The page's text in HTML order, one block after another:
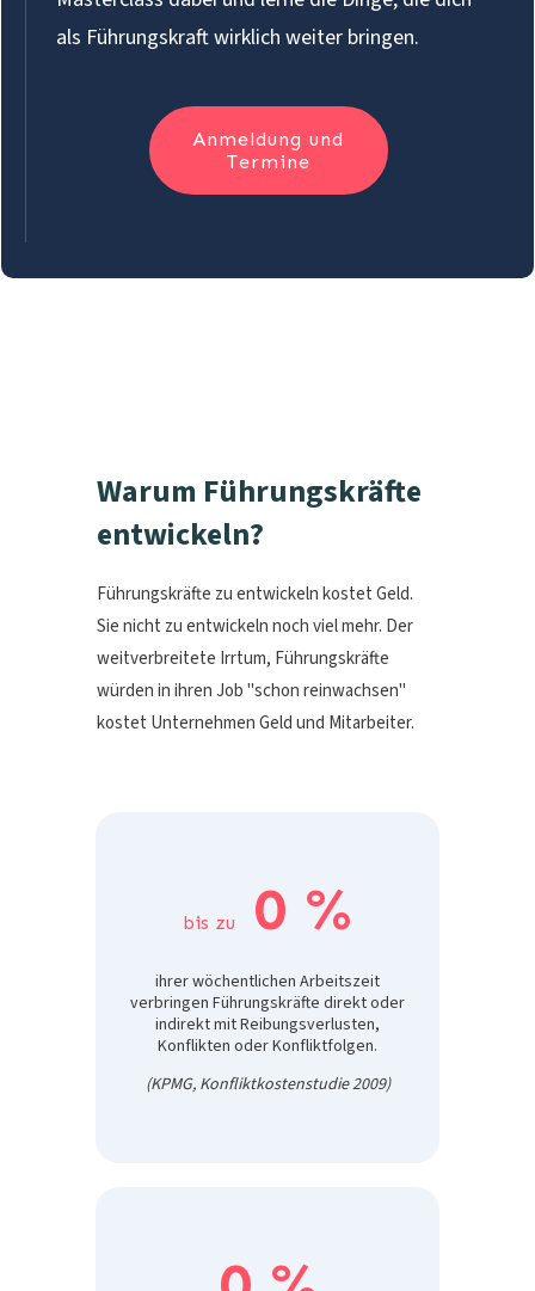
als Führungskraft wirklich weiter bringen.
Anmeldung und
Termine
Warum Führungskräfte
entwickeln?
Führungskräfte zu entwickeln kostet Geld.
Sie nicht zu entwickeln noch viel mehr. Der
weitverbreitete Irrtum, Führungskräfte
würden in ihren Job "schon reinwachsen"
kostet Unternehmen Geld und Mitarbeiter.
bis zu 0 %
ihrer wöchentlichen Arbeitszeit
verbringen Führungskräfte direkt oder
indirekt mit Reibungsverlusten,
Konflikten oder Konfliktfolgen.
(KPMG, Konfliktkostenstudie 2009)